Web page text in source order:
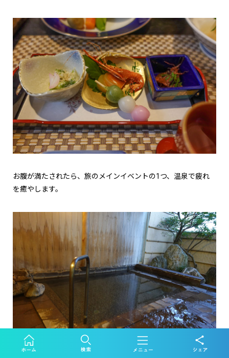
お腹が満たされたら、旅のメインイベントの1つ、温泉で疲れ
を癒やします。